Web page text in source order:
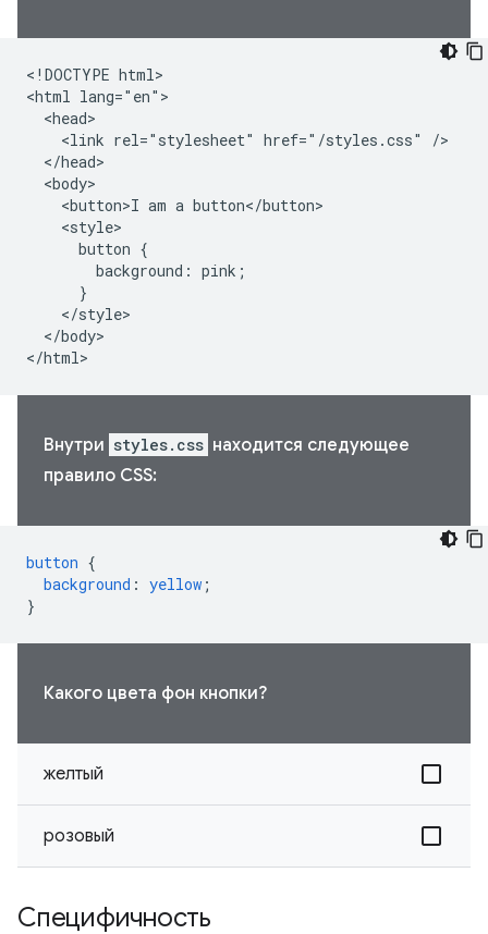
<!DOCTYPE html>
<html lang="en">
  <head>
    <link rel="stylesheet" href="/styles.css" />
  </head>
  <body>
    <button>I am a button</button>
    <style>
      button {
        background: pink;
      }
    </style>
  </body>
</html>
Внутри styles.css находится следующее
правило CSS:
button {
background : yellow ;
}
Какого цвета фон кнопки?
желтый
розовый
Специфичность